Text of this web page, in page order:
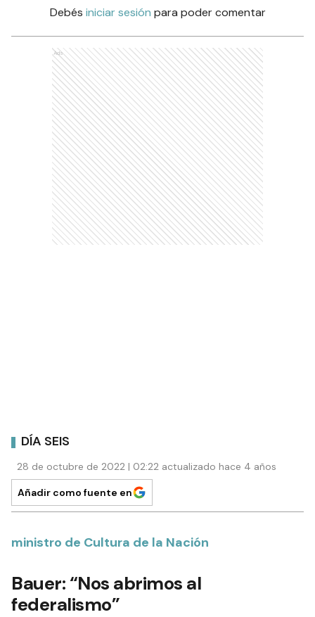
Debés iniciar sesión para poder comentar
Ads
DÍA SEIS
28 de octubre de 2022 | 02:22 actualizado hace 4 años
Añadir como fuente en
ministro de Cultura de la Nación
Bauer: “Nos abrimos al
federalismo”